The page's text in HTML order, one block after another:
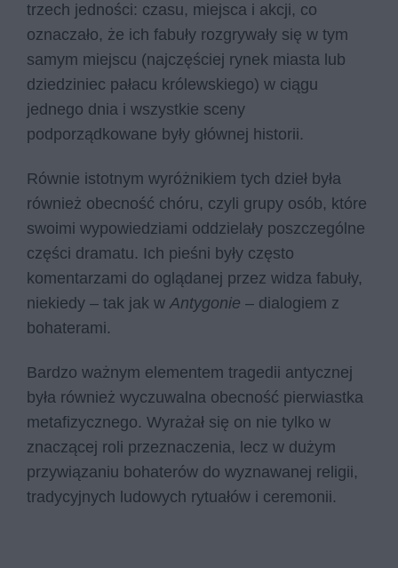
trzech jedności: czasu, miejsca i akcji, co
oznaczało, że ich fabuły rozgrywały się w tym
samym miejscu (najczęściej rynek miasta lub
dziedziniec pałacu królewskiego) w ciągu
jednego dnia i wszystkie sceny
podporządkowane były głównej historii.
Równie istotnym wyróżnikiem tych dzieł była
również obecność chóru, czyli grupy osób, które
swoimi wypowiedziami oddzielały poszczególne
części dramatu. Ich pieśni były często
komentarzami do oglądanej przez widza fabuły,
niekiedy – tak jak wAntygonie – dialogiem z
bohaterami.
Bardzo ważnym elementem tragedii antycznej
była również wyczuwalna obecność pierwiastka
metafizycznego. Wyrażał się on nie tylko w
znaczącej roli przeznaczenia, lecz w dużym
przywiązaniu bohaterów do wyznawanej religii,
tradycyjnych ludowych rytuałów i ceremonii.